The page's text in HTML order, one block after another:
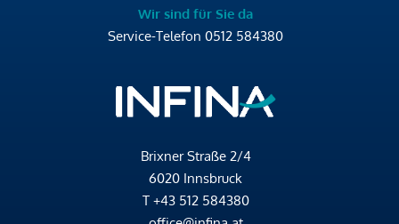
Wir sind für Sie da
Service-Telefon 0512 584380
Brixner Straße 2/4
6020 Innsbruck
T +43 512 584380